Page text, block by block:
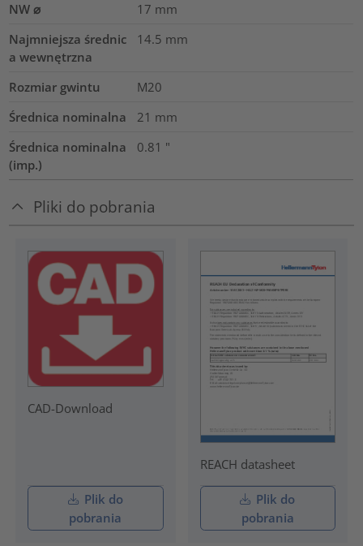
NW ⌀ 17 mm
Najmniejsza średnic
a wewnętrzna
14.5 mm
Rozmiar gwintu
M20
Średnica nominalna
21 mm
Średnica nominalna
(imp.)
0.81 "
Pliki do pobrania
CAD-Download
Plik do
pobrania
REACH datasheet
Plik do
pobrania